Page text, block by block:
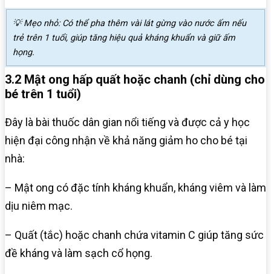
💡 Mẹo nhỏ: Có thể pha thêm vài lát gừng vào nước ấm nếu
trẻ trên 1 tuổi, giúp tăng hiệu quả kháng khuẩn và giữ ấm
họng.
3.2 Mật ong hấp quất hoặc chanh (chỉ dùng cho
bé trên 1 tuổi)
Đây là bài thuốc dân gian nổi tiếng và được cả y học
hiện đại công nhận về khả năng giảm ho cho bé tại
nhà:
– Mật ong có đặc tính kháng khuẩn, kháng viêm và làm
dịu niêm mạc.
– Quất (tắc) hoặc chanh chứa vitamin C giúp tăng sức
đề kháng và làm sạch cổ họng.